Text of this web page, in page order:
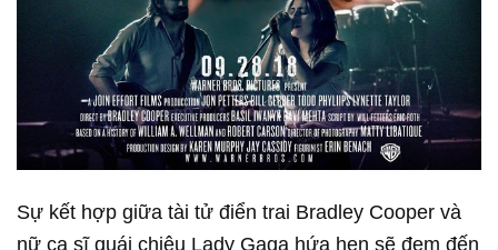
Sự kết hợp giữa tài tử điển trai Bradley Cooper và
nữ ca sĩ quái chiêu Lady Gaga hứa hẹn sẽ đem đến